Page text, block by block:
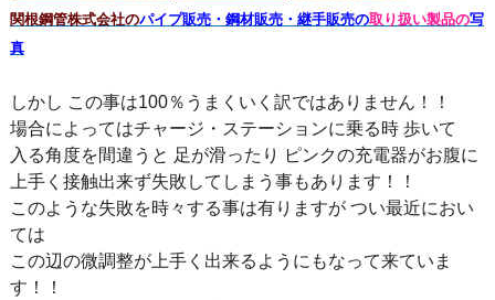
関根鋼管株式会社のパイプ販売・鋼材販売・継手販売の取り扱い製品の写
真
しかし この事は100％うまくいく訳ではありません！！
場合によってはチャージ・ステーションに乗る時 歩いて
入る角度を間違うと 足が滑ったり ピンクの充電器がお腹に
上手く接触出来ず失敗してしまう事もあります！！
このような失敗を時々する事は有りますが つい最近におい
ては
この辺の微調整が上手く出来るようにもなって来ていま
す！！